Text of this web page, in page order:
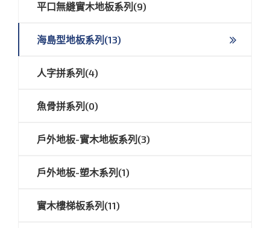
平口無縫實木地板系列(9)
海島型地板系列(13)
人字拼系列(4)
魚骨拼系列(0)
戶外地板-實木地板系列(3)
戶外地板-塑木系列(1)
實木樓梯板系列(11)